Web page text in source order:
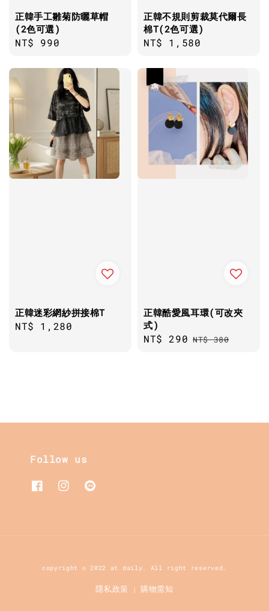
正韓手工雛菊防曬草帽
(2色可選)
Regular
NT$ 990
正韓不規則剪裁莫代爾長
棉T(2色可選)
Regular
NT$ 1,580
正韓迷彩網紗拼接棉T
Regular
NT$ 1,280
正韓酷愛風耳環(可改夾
式)
Sale
NT$ 290 Regular
NT$ 380
Follow us
copyright © 2022 at daily. All right reserved.
隱私政策 |購物需知